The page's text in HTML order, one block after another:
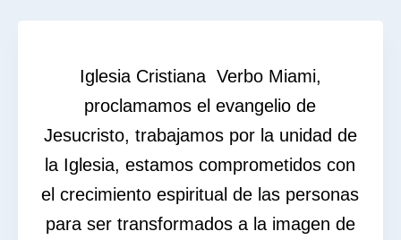
Iglesia Cristiana Verbo Miami,
proclamamos el evangelio de
Jesucristo, trabajamos por la unidad de
la Iglesia, estamos comprometidos con
el crecimiento espiritual de las personas
para ser transformados a la imagen de